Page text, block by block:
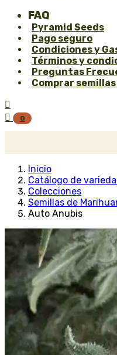
FAQ
Pyramid Seeds
Pago seguro
Condiciones y
Términos y
Preguntas
Comprar


0
Inicio
Catálogo de
Colecciones
Semillas de
Auto Anubis